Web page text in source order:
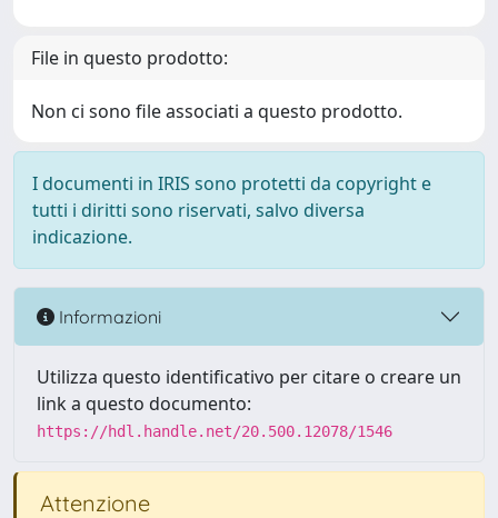
File in questo prodotto:
Non ci sono file associati a questo prodotto.
I documenti in IRIS sono protetti da copyright e
tutti i diritti sono riservati, salvo diversa
indicazione.
Informazioni
Utilizza questo identificativo per citare o creare un
link a questo documento:
https://hdl.handle.net/20.500.12078/1546
Attenzione